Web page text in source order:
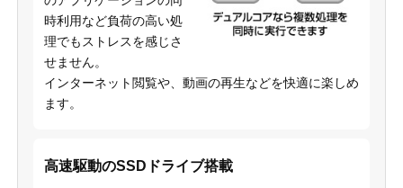
時利用など負荷の高い処
理でもストレスを感じさ
せません。
インターネット閲覧や、動画の再生などを快適に楽しめ
ます。
高速駆動のSSDドライブ搭載